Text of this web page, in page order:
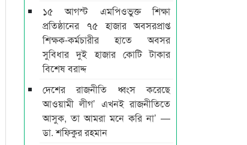
১৫ আগস্ট এমপিওভুক্ত শিক্ষা
প্রতিষ্ঠানের ৭৫ হাজার অবসরপ্রাপ্ত
শিক্ষক-কর্মচারীর হাতে অবসর
সুবিধার দুই হাজার কোটি টাকার
বিশেষ বরাদ্দ
দেশের রাজনীতি ধ্বংস করেছে
আওয়ামী লীগ’ এখনই রাজনীতিতে
আসুক, তা আমরা মনে করি না’ —
ডা. শফিকুর রহমান